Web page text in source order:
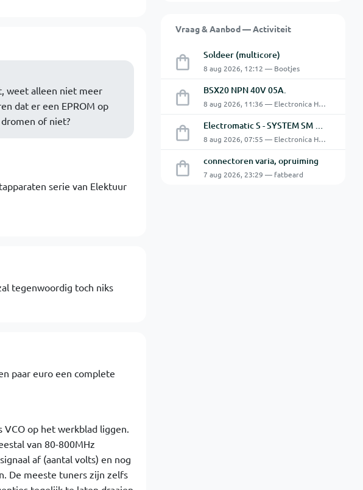
Vraag & Aanbod — Activiteit
Soldeer (multicore)
8 aug 2026, 12:12 — Bootjes
BSX20 NPN 40V 05A.
8 aug 2026, 11:36 — Electronica Hobbyist
Electromatic S - SYSTEM SM 125 220
8 aug 2026, 07:55 — Electronica Hobbyist
connectoren varia, opruiming
7 aug 2026, 23:29 — fatbeard
weet alleen niet meer
dat er een EPROM op
of niet?
serie van Elektuur
tegenwoordig toch niks
paar euro een complete
op het werkblad liggen.
van 80-800MHz
af (aantal volts) en nog
De meeste tuners zijn zelfs